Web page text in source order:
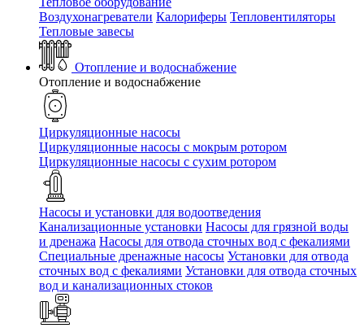
Воздухонагреватели Калориферы Тепловентиляторы
Тепловые завесы
Отопление и водоснабжение
Отопление и водоснабжение
Циркуляционные насосы
Циркуляционные насосы с мокрым ротором
Циркуляционные насосы с сухим ротором
Насосы и установки для водоотведения
Канализационные установки Насосы для грязной воды
и дренажа Насосы для отвода сточных вод c фекалиями
Специальные дренажные насосы Установки для отвода
сточных вод c фекалиями Установки для отвода сточных
вод и канализационных стоков